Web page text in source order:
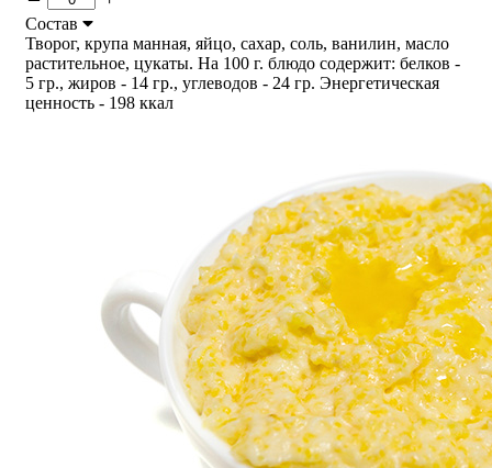
Состав
Творог, крупа манная, яйцо, сахар, соль, ванилин, масло
растительное, цукаты. На 100 г. блюдо содержит: белков -
5 гр., жиров - 14 гр., углеводов - 24 гр. Энергетическая
ценность - 198 ккал